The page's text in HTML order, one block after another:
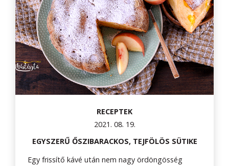
RECEPTEK
2021. 08. 19.
EGYSZERŰ ŐSZIBARACKOS, TEJFÖLÖS SÜTIKE
Egy frissítő kávé után nem nagy ördöngösség